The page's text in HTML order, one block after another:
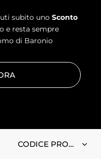
subito uno Sconto
e resta sempre
di Baronio
ASTALONGA 150, 80047 –
IMPRESE NAPOLI | P.IVA